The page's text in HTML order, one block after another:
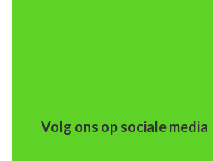
Volg ons op sociale media